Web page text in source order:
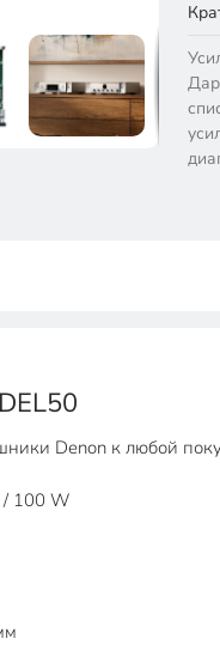
Denon к любой
/ 100 W